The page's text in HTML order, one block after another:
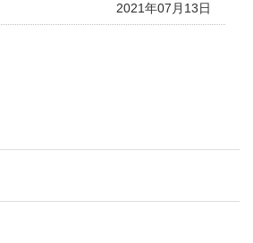
2021年07月13日